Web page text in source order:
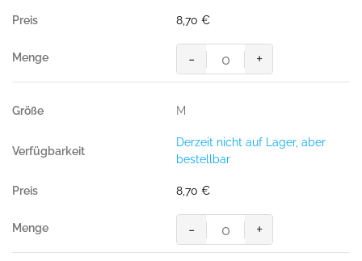
Menge
8,70 €
HAKRO
T-
Bio-
Baumwolle
Menge
- +
M
Derzeit nicht auf Lager, aber
bestellbar
8,70 €
HAKRO
T-
- +